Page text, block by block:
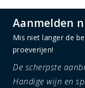
Aanmelden
Mis niet langer de
proeverijen!
De scherpste
Handige wijn en